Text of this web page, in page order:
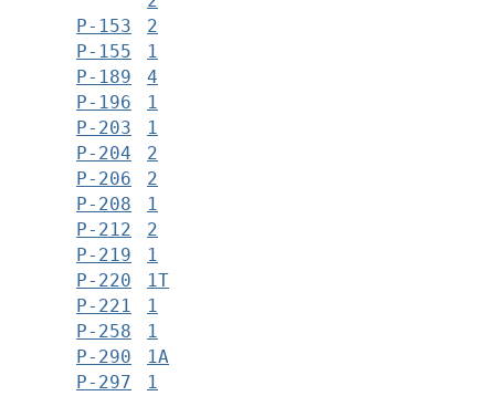
Р-153
2
Р-155
1
Р-189
4
Р-196
1
Р-203
1
Р-204
2
Р-206
2
Р-208
1
Р-212
2
Р-219
1
Р-220
1Т
Р-221
1
Р-258
1
Р-290
1А
Р-297
1